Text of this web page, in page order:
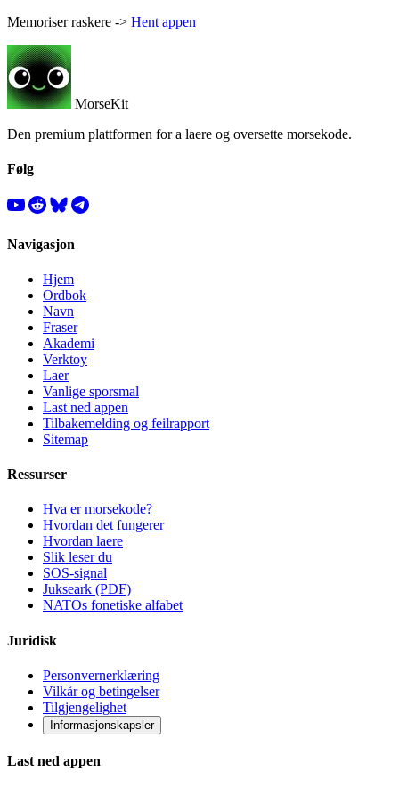
Memoriser raskere -> Hent appen
MorseKit
Den premium plattformen for a laere og oversette morsekode.
Følg
Navigasjon
Hjem
Ordbok
Navn
Fraser
Akademi
Verktoy
Laer
Vanlige sporsmal
Last ned appen
Tilbakemelding og feilrapport
Sitemap
Ressurser
Hva er morsekode?
Hvordan det fungerer
Hvordan laere
Slik leser du
SOS-signal
Jukseark (PDF)
NATOs fonetiske alfabet
Juridisk
Personvernerklæring
Vilkår og betingelser
Tilgjengelighet
Informasjonskapsler
Last ned appen